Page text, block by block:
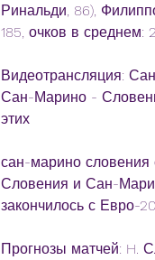
Ринальди, 86),
185, очков в среднем:
Видеотрансляция:
Сан-Марино -
этих
сан-марино словения
Словения и Сан-
закончилось с Евро-
Прогнозы матчей: H.